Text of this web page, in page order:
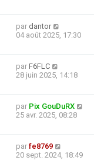
par dantor
04 août 2025, 17:30
parF6FLC
28 juin 2025, 14:18
par Pix GouDuRX
25 avr. 2025, 08:28
parfe8769
20 sept. 2024, 18:49